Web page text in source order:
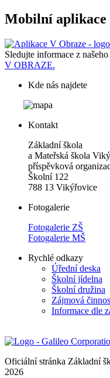
Mobilní aplikace
Sledujte informace z
V OBRAZE.
Kde nás najdete
Kontakt
Základní škola
a Mateřská škola
příspěvková
Školní 122
788 13 Vikýřovice
Fotogalerie
Fotogalerie ZŠ
Fotogalerie MŠ
Rychlé odkazy
Úřední deska
Školní jídelna
Školní družina
Zájmová
Informace dle
Oficiální stránka Základní
2026